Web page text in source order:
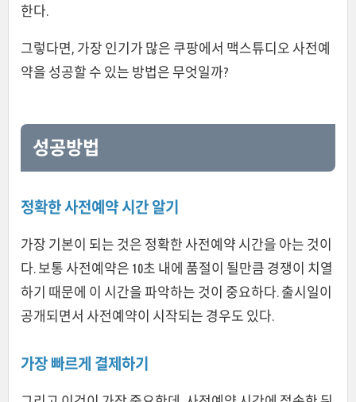
한다.
그렇다면, 가장 인기가 많은 쿠팡에서 맥스튜디오 사전예
약을 성공할 수 있는 방법은 무엇일까?
성공방법
정확한 사전예약 시간 알기
가장 기본이 되는 것은 정확한 사전예약 시간을 아는 것이
다. 보통 사전예약은 10초 내에 품절이 될만큼 경쟁이 치열
하기 때문에 이 시간을 파악하는 것이 중요하다. 출시일이
공개되면서 사전예약이 시작되는 경우도 있다.
가장 빠르게 결제하기